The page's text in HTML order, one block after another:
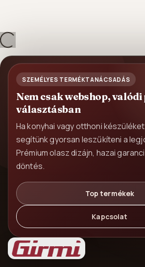
SZEMÉLYES TERMÉKTANÁCSADÁS
Nem csak webshop,
választásban
Ha konyhai vagy otthoni
segítünk gyorsan leszűkíteni a
Prémium olasz dizájn, hazai
döntés.
Top termékek
Kapcsolat